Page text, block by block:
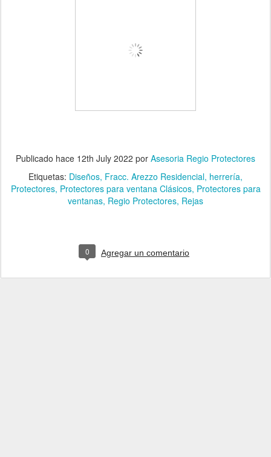
Publicado hace 12th July 2022 por Asesoria Regio Protectores
Etiquetas: Diseños Fracc. Arezzo Residencial herrería
Protectores Protectores para ventana Clásicos Protectores para
ventanas Regio Protectores Rejas
0 Agregar un comentario